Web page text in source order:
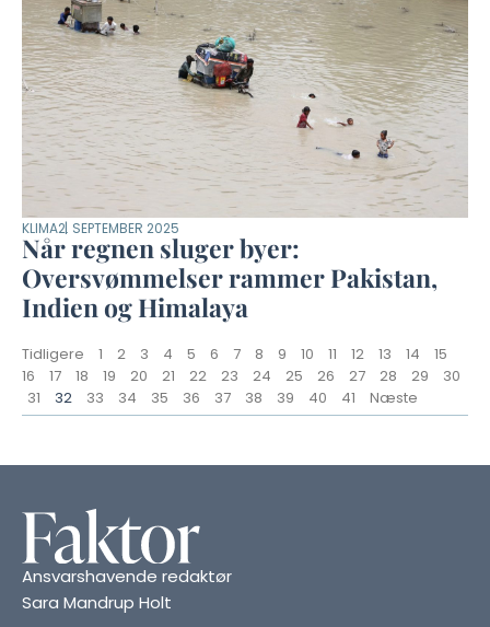
KLIMA2. SEPTEMBER 2025
Når regnen sluger byer:
Oversvømmelser rammer Pakistan,
Indien og Himalaya
Tidligere 1 2 3 4 5 6 7 8 9 10 11 12 13 14
15
16
17 18 19 20 21 22 23 24 25 26 27 28 29
30
31
32 33 34 35 36 37 38 39 40 41 Næste
Ansvarshavende redaktør
Sara Mandrup Holt